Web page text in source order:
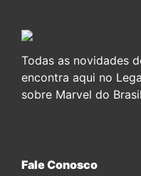
Todas as novidades
encontra aqui no
sobre Marvel do
Fale Conosco